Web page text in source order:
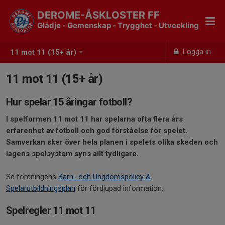
11 mot 11 (15+ år) Logga in
DEROME-ÅSKLOSTER FF
Glädje - Gemenskap - Trygghet - Utveckling
11 mot 11 (15+ år)
Hur spelar 15 åringar fotboll?
I spelformen 11 mot 11 har spelarna ofta flera års
erfarenhet av fotboll och god förståelse för spelet.
Samverkan sker över hela planen i spelets olika skeden och
lagens spelsystem syns allt tydligare.
Se föreningens Barn- och Ungdomspolicy &
Spelarutbildningsplan för fördjupad information.
Spelregler 11 mot 11